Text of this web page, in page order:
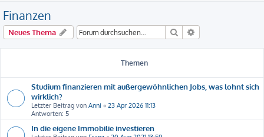
Finanzen
Neues Thema Suche
Themen
Studium finanzieren mit außergewöhnlichen Jobs, was lohnt sich
wirklich?
Letzter Beitrag von Anni « 23 Apr 2026 11:13
Antworten: 5
In die eigene Immobilie investieren